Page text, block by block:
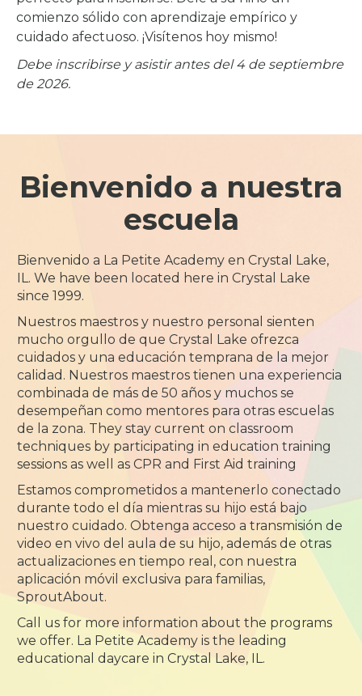
comienzo sólido con aprendizaje empírico y
cuidado afectuoso. ¡Visítenos hoy mismo!
Debe inscribirse y asistir antes del 4 de septiembre
de 2026.
Bienvenido a nuestra
escuela
Bienvenido a La Petite Academy en Crystal Lake,
IL. We have been located here in Crystal Lake
since 1999.
Nuestros maestros y nuestro personal sienten
mucho orgullo de que Crystal Lake ofrezca
cuidados y una educación temprana de la mejor
calidad. Nuestros maestros tienen una experiencia
combinada de más de 50 años y muchos se
desempeñan como mentores para otras escuelas
de la zona. They stay current on classroom
techniques by participating in education training
sessions as well as CPR and First Aid training
Estamos comprometidos a mantenerlo conectado
durante todo el día mientras su hijo está bajo
nuestro cuidado. Obtenga acceso a transmisión de
video en vivo del aula de su hijo, además de otras
actualizaciones en tiempo real, con nuestra
aplicación móvil exclusiva para familias,
SproutAbout.
Call us for more information about the programs
we offer. La Petite Academy is the leading
educational daycare in Crystal Lake, IL.